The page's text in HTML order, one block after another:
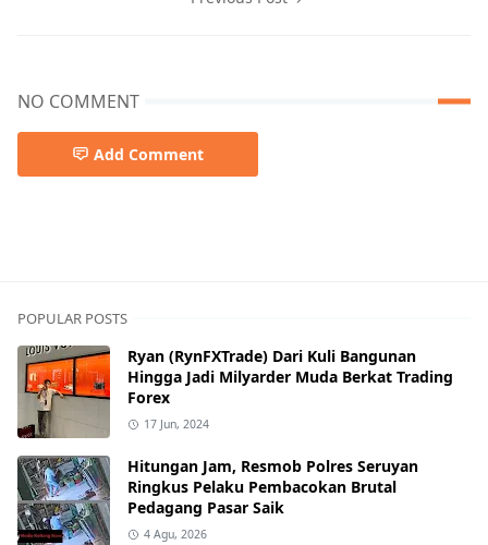
NO COMMENT
Add Comment
POPULAR POSTS
Ryan (RynFXTrade) Dari Kuli Bangunan
Hingga Jadi Milyarder Muda Berkat Trading
Forex
17 Jun, 2024
Hitungan Jam, Resmob Polres Seruyan
Ringkus Pelaku Pembacokan Brutal
Pedagang Pasar Saik
4 Agu, 2026